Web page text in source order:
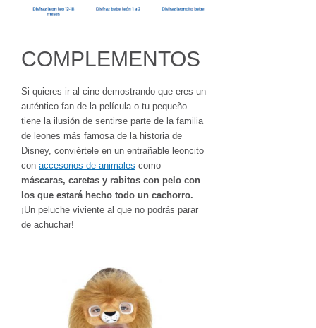
COMPLEMENTOS
Si quieres ir al cine demostrando que eres un
auténtico fan de la película o tu pequeño
tiene la ilusión de sentirse parte de la familia
de leones más famosa de la historia de
Disney, conviértele en un entrañable leoncito
con accesorios de animales como
máscaras, caretas y rabitos con pelo con
los que estará hecho todo un cachorro.
¡Un peluche viviente al que no podrás parar
de achuchar!